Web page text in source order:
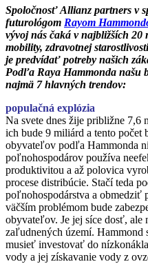
Spoločnosť Allianz partners v
futurológom Rayom
vývoj nás čaká v najbližších 20
mobility, zdravotnej
je predvídať potreby našich
Podľa Raya Hammonda našu
najmä 7 hlavných trendov:
populačná explózia
Na svete dnes žije približne
ich bude 9 miliárd a tento
obyvateľov podľa Hammonda
poľnohospodárov používa
produktivitou a až polovica
procese distribúcie. Stačí teda
poľnohospodárstva a obmedziť
väčším problémom bude
obyvateľov. Je jej síce dosť, ale
zaľudnených území. Hammond
musieť investovať do
vody a jej získavanie vody z